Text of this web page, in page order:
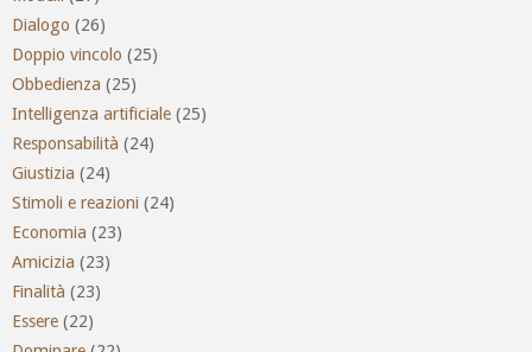
Dialogo (26)
Doppio vincolo (25)
Obbedienza (25)
Intelligenza artificiale (25)
Responsabilità (24)
Giustizia (24)
Stimoli e reazioni (24)
Economia (23)
Amicizia (23)
Finalità (23)
Essere (22)